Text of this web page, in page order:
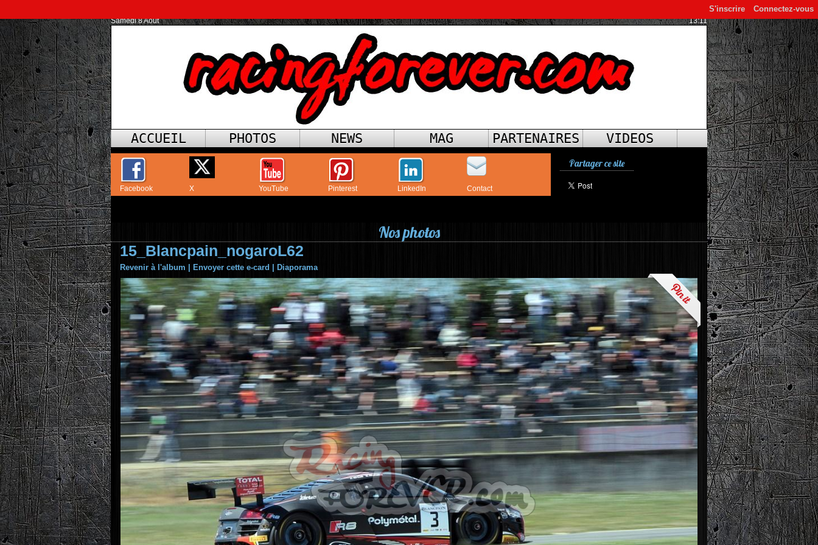
Connectez-vous
S'inscrire
Samedi 8 Août 13:11
ACCUEIL PHOTOS NEWS MAG PARTENAIRES VIDEOS
Facebook X YouTube Pinterest LinkedIn Contact
Partager ce site
Nos photos
15_Blancpain_nogaroL62
Revenir à l'album Envoyer cette e-card Diaporama